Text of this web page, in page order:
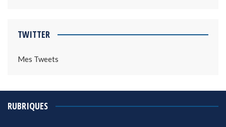
TWITTER
Mes Tweets
RUBRIQUES